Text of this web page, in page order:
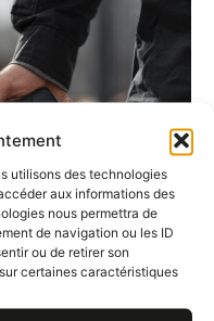
utilisons des technologies
aux informations des
nous permettra de
de navigation ou les ID
ou de retirer son
certaines caractéristiques